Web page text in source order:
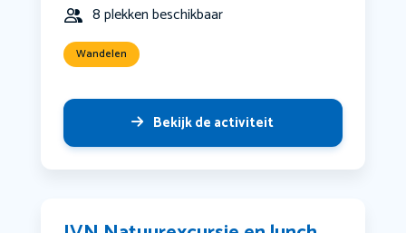
8 plekken beschikbaar
Wandelen
Bekijk de activiteit